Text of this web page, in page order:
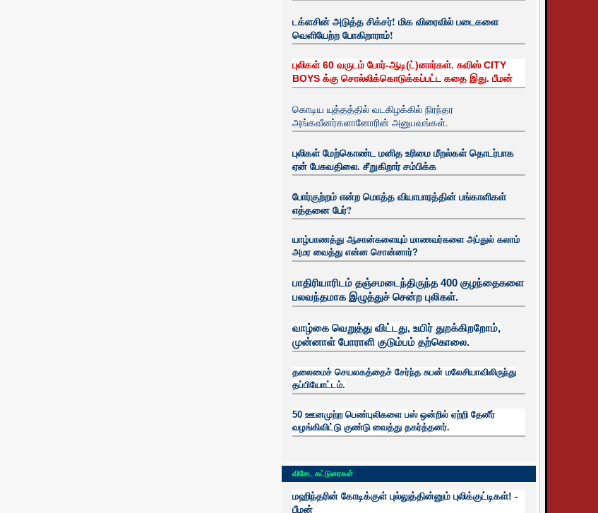
டக்ளசின் அடுத்த சிக்சர்! மிக விரைவில் படைகளை
வெளியேற்ற போகிறாராம்!
புலிகள் 60 வருடம் போர்-ஆடி(ட்)னார்கள். சுவிஸ் CITY
BOYS க்கு சொல்லிக்கொடுக்கப்பட்ட கதை இது. பீமன்
கொடிய யுத்தத்தில் வடகிழக்கில் நிரந்தர
அங்கவீனர்களானோரின் அனுபவங்கள்.
புலிகள் மேற்கொண்ட மனித உரிமை மீறல்கள் தொடர்பாக
ஏன் பேசுவதிலை. சீறுகிறார் சம்பிக்க
போர்குற்றம் என்ற மொத்த வியாபாரத்தின் பங்காளிகள்
எத்தனை பேர்?
யாழ்பாணத்து ஆசான்களையும் மாணவர்களை அப்துல் கலாம்
அமர வைத்து என்ன சொன்னார்?
பாதிரியாரிடம் தஞ்சமடைந்திருந்த 400 குழந்தைகளை
பலவந்தமாக இழுத்துச் சென்ற புலிகள்.
வாழ்கை வெறுத்து விட்டது, உயிர் துறக்கிறறோம்,
முன்னாள் போராளி குடும்பம் தற்கொலை.
தலைமைச் செயலகத்தைச் சேர்ந்த சுபன் மலேசியாவிலிருந்து
தப்பியோட்டம்.
50 ஊனமுற்ற பெண்புலிகளை பஸ் ஒன்றில் ஏற்றி தேனீர்
வழங்கிவிட்டு குண்டு வைத்து தகர்த்தனர்.
விசேட கட்டுரைகள்
மஹிந்தரின் கோடிக்குள் புல்லுத்தின்னும் புலிக்குட்டிகள்! -
பீமன்